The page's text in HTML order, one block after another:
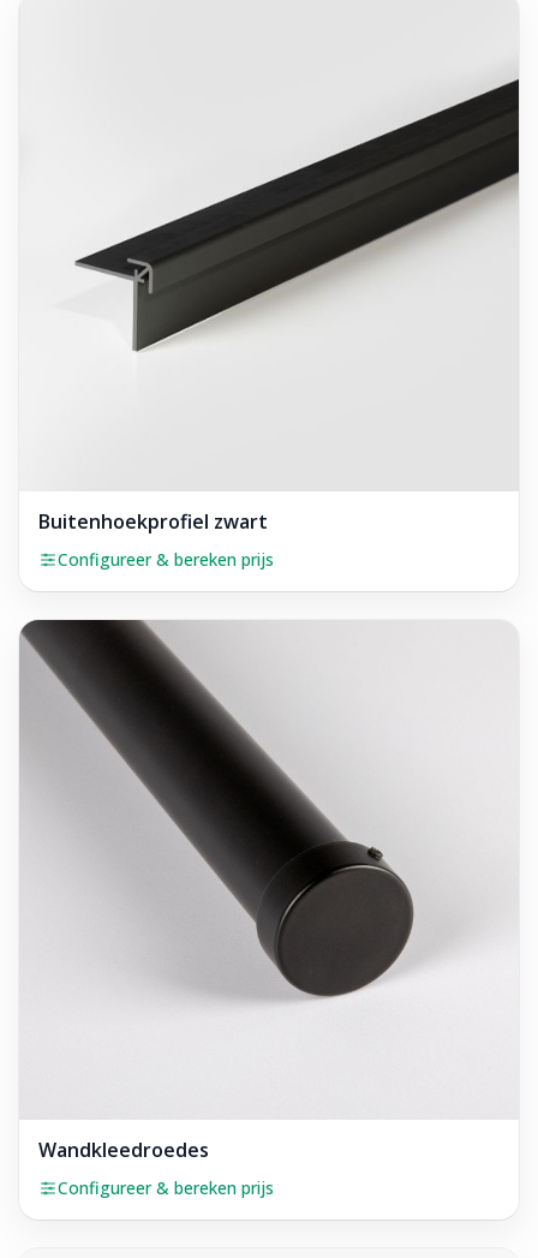
Buitenhoekprofiel zwart
Configureer & bereken prijs
Wandkleedroedes
Configureer & bereken prijs